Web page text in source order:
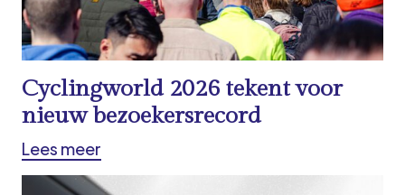
Cyclingworld 2026 tekent voor
nieuw bezoekersrecord
Lees meer